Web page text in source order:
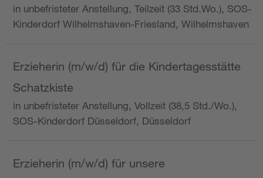
in unbefristeter Anstellung, Teilzeit (33 Std.Wo.), SOS-
Kinderdorf Wilhelmshaven-Friesland, Wilhelmshaven
Erzieherin (m/w/d) für die Kindertagesstätte
Schatzkiste
in unbefristeter Anstellung, Vollzeit (38,5 Std./Wo.),
SOS-Kinderdorf Düsseldorf, Düsseldorf
Erzieherin (m/w/d) für unsere